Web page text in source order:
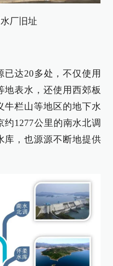
厂旧址
达20多处，不仅使用
地表水，还使用西郊板
牛栏山等地区的地下水
约1277公里的南水北调
库，也源源不断地提供